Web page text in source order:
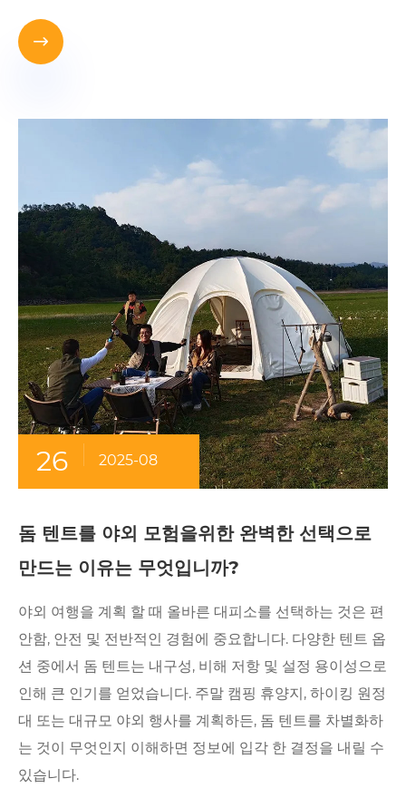

26 2025-08
돔 텐트를 야외 모험을위한 완벽한 선택으로
만드는 이유는 무엇입니까?
야외 여행을 계획 할 때 올바른 대피소를 선택하는 것은 편
안함, 안전 및 전반적인 경험에 중요합니다. 다양한 텐트 옵
션 중에서 돔 텐트는 내구성, 비해 저항 및 설정 용이성으로
인해 큰 인기를 얻었습니다. 주말 캠핑 휴양지, 하이킹 원정
대 또는 대규모 야외 행사를 계획하든, 돔 텐트를 차별화하
는 것이 무엇인지 이해하면 정보에 입각 한 결정을 내릴 수
있습니다.